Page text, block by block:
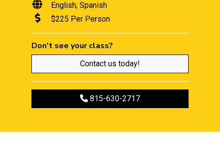
English Spanish
$225 Per Person
Don't see your class?
Contact us today!
Call to register
815-630-2717